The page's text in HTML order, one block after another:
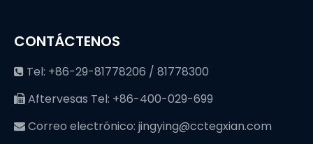
CONTÁCTENOS
 Tel: +86-29-81778206 / 81778300
 Aftervesas Tel: +86-400-029-699
 Correo electrónico: jingying@cctegxian.com